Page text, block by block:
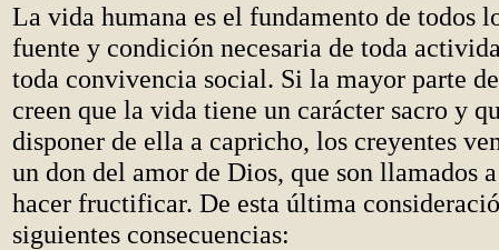
La vida humana es el fundamento de todos
fuente y condición necesaria de toda
toda convivencia social. Si la mayor parte
creen que la vida tiene un carácter sacro y
disponer de ella a capricho, los creyentes
un don del amor de Dios, que son llamados
hacer fructificar. De esta última
siguientes consecuencias: